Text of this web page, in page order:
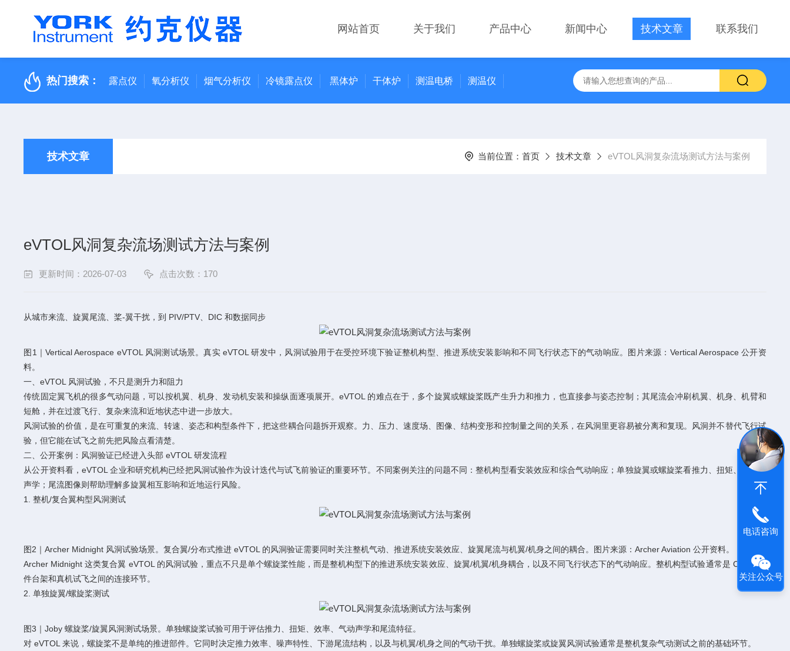
网站首页 关于我们 产品中心 新闻中心 技术文章 联系我们
热门搜索： 露点仪 氧分析仪 烟气分析仪 冷镜露点仪 黑体炉 干体炉 测温电桥 测温仪
技术文章 当前位置： 首页 技术文章 eVTOL风洞复杂流场测试方法与案例
eVTOL风洞复杂流场测试方法与案例
更新时间：2026-07-03 点击次数：170
从城市来流、旋翼尾流、桨-翼干扰，到 PIV/PTV、DIC 和数据同步
图1｜Vertical Aerospace eVTOL 风洞测试场景。真实 eVTOL 研发中，风洞试验用于在受控环境下验证整机构型、推进系统安装影响和不同飞行状态下的气动响应。图片来源：Vertical Aerospace 公开资
料。
一、eVTOL 风洞试验，不只是测升力和阻力
传统固定翼飞机的很多气动问题，可以按机翼、机身、发动机安装和操纵面逐项展开。eVTOL 的难点在于，多个旋翼或螺旋桨既产生升力和推力，也直接参与姿态控制；其尾流会冲刷机翼、机身、机臂和
短舱，并在过渡飞行、复杂来流和近地状态中进一步放大。
风洞试验的价值，是在可重复的来流、转速、姿态和构型条件下，把这些耦合问题拆开观察。力、压力、速度场、图像、结构变形和控制量之间的关系，在风洞里更容易被分离和复现。风洞并不替代飞行试
验，但它能在试飞之前先把风险点看清楚。
二、公开案例：风洞验证已经进入头部 eVTOL 研发流程
从公开资料看，eVTOL 企业和研究机构已经把风洞试验作为设计迭代与试飞前验证的重要环节。不同案例关注的问题不同：整机构型看安装效应和综合气动响应；单独旋翼或螺旋桨看推力、扭矩、效率和
声学；尾流图像则帮助理解多旋翼相互影响和近地运行风险。
1. 整机/复合翼构型风洞测试
图2｜Archer Midnight 风洞试验场景。复合翼/分布式推进 eVTOL 的风洞验证需要同时关注整机气动、推进系统安装效应、旋翼尾流与机翼/机身之间的耦合。图片来源：Archer Aviation 公开资料。
Archer Midnight 这类复合翼 eVTOL 的风洞试验，重点不只是单个螺旋桨性能，而是整机构型下的推进系统安装效应、旋翼/机翼/机身耦合，以及不同飞行状态下的气动响应。整机构型试验通常是 CFD、部
件台架和真机试飞之间的连接环节。
2. 单独旋翼/螺旋桨测试
图3｜Joby 螺旋桨/旋翼风洞测试场景。单独螺旋桨试验可用于评估推力、扭矩、效率、气动声学和尾流特征。
对 eVTOL 来说，螺旋桨不是单纯的推进部件。它同时决定推力效率、噪声特性、下游尾流结构，以及与机翼/机身之间的气动干扰。单独螺旋桨或旋翼风洞试验通常是整机复杂气动测试之前的基础环节。
电话咨询
关注公众号